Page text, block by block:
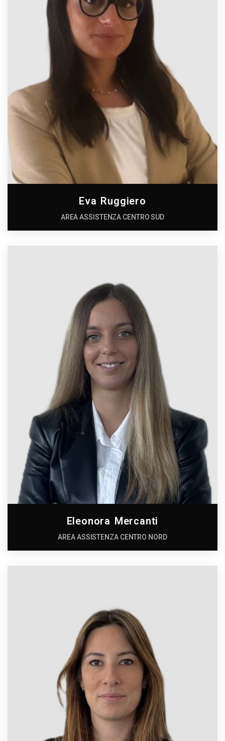
Eva Ruggiero
AREA ASSISTENZA CENTRO SUD
Eleonora Mercanti
AREA ASSISTENZA CENTRO NORD